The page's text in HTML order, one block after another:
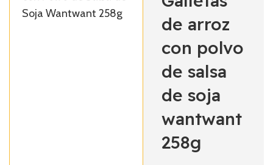
de arroz
con polvo
de salsa
de soja
wantwant
258g